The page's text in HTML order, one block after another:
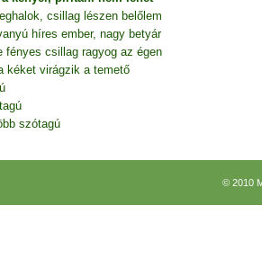
csillag lészen belőlem
híres ember, nagy betyár
fényes csillag ragyog az égen
kéket virágzik a temető
szótagú
© 2010